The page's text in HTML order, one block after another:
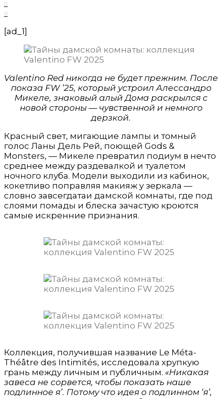
0
0
[ad_1]
Valentino Red никогда не будет прежним. После
показа FW ’25, который устроил Алессандро
Микеле, знаковый алый Домa раскрылся с
новой стороны — чувственной и немного
дерзкой.
Красный свет, мигающие лампы и томный
голос Ланы Дель Рей, поющей Gods &
Monsters, — Микеле превратил подиум в нечто
среднее между раздевалкой и туалетом
ночного клуба. Модели выходили из кабинок,
кокетливо поправляя макияж у зеркала —
словно завсегдатаи дамской комнаты, где под
слоями помады и блеска зачастую кроются
самые искренние признания.
Коллекция, получившая название Le Méta-
Théâtre des Intimités, исследовала хрупкую
грань между личным и публичным. «Никакая
завеса не сорвется, чтобы показать наше
подлинное я’. Потому что идея о подлинном ‘я’,